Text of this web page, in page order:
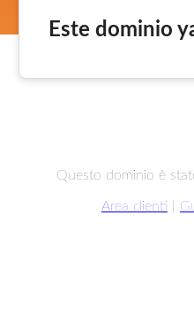
Este dominio
Questo dominio è
Area clienti